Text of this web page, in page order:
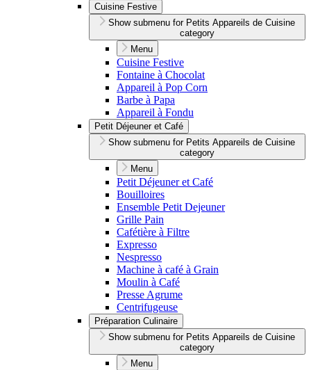
Cuisine Festive
Show submenu for Petits Appareils de Cuisine
category
Menu
Cuisine Festive
Fontaine à Chocolat
Appareil à Pop Corn
Barbe à Papa
Appareil à Fondu
Petit Déjeuner et Café
Show submenu for Petits Appareils de Cuisine
category
Menu
Petit Déjeuner et Café
Bouilloires
Ensemble Petit Dejeuner
Grille Pain
Cafétière à Filtre
Expresso
Nespresso
Machine à café à Grain
Moulin à Café
Presse Agrume
Centrifugeuse
Préparation Culinaire
Show submenu for Petits Appareils de Cuisine
category
Menu